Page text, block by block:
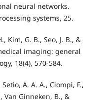
neural networks.
systems, 25.
Kim, G. B., Seo, J. B., &
imaging: general
18(4), 570-584.
A. A. A., Ciompi, F.,
Van Ginneken, B., &